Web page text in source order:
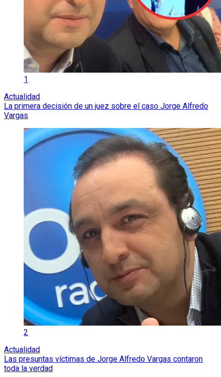
1
Actualidad
La primera decisión de un juez sobre el caso Jorge Alfredo
Vargas
2
Actualidad
Las presuntas víctimas de Jorge Alfredo Vargas contaron
toda la verdad